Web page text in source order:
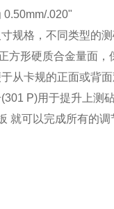
0.50mm/.020"
规格，不同类型的
正方形硬质合金量面
从卡规的正面或背
P)用于提升上测
就可以完成所有的